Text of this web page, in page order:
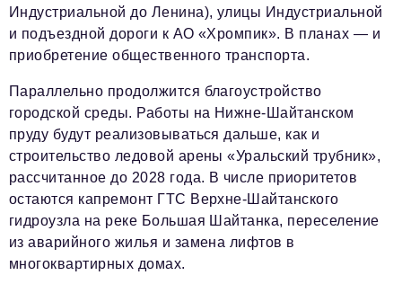
Индустриальной до Ленина), улицы Индустриальной
и подъездной дороги к АО «Хромпик». В планах — и
приобретение общественного транспорта.
Параллельно продолжится благоустройство
городской среды. Работы на Нижне-Шайтанском
пруду будут реализовываться дальше, как и
строительство ледовой арены «Уральский трубник»,
рассчитанное до 2028 года. В числе приоритетов
остаются капремонт ГТС Верхне-Шайтанского
гидроузла на реке Большая Шайтанка, переселение
из аварийного жилья и замена лифтов в
многоквартирных домах.